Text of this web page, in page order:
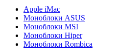
Apple iMac
Моноблоки ASUS
Моноблоки MSI
Моноблоки Hiper
Моноблоки Rombica